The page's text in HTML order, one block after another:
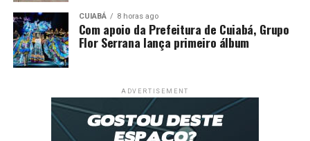
CUIABÁ 8 horas ago
Com apoio da Prefeitura de Cuiabá, Grupo
Flor Serrana lança primeiro álbum
ADVERTISEMENT